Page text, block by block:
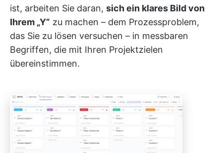
ist, arbeiten Sie daran, sich ein klares Bild von
Ihrem „Y” zu machen – dem Prozessproblem,
das Sie zu lösen versuchen – in messbaren
Begriffen, die mit Ihren Projektzielen
übereinstimmen.